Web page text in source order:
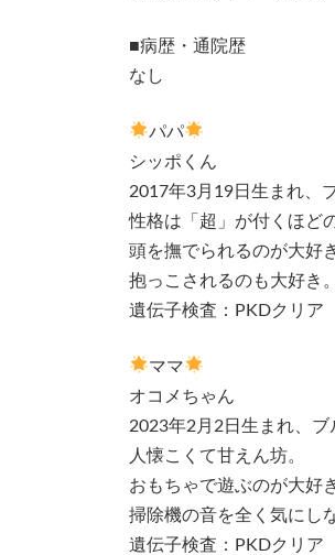
■病歴・通院歴
なし
パパ
シッポくん
2017年3月19日生まれ、
性格は「超」が付くほど
頭を撫でられるのが大好
抱っこされるのも大好き。
遺伝子検査：PKDクリア
ママ
オコメちゃん
2023年2月2日生まれ、ブ
人懐こくて甘えん坊。
おもちゃで遊ぶのが大好
掃除機の音を全く気にし
遺伝子検査：PKDクリア